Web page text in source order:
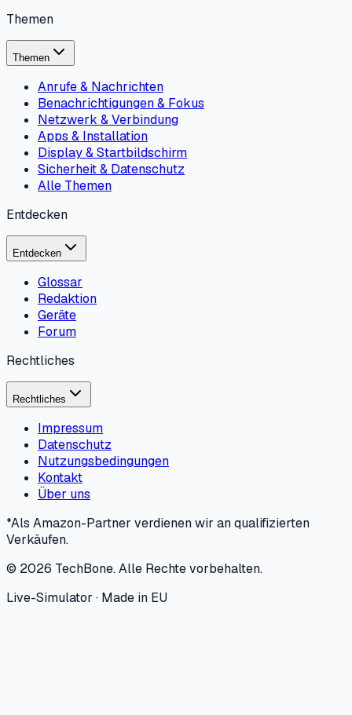
Themen
Themen
Anrufe & Nachrichten
Benachrichtigungen & Fokus
Netzwerk & Verbindung
Apps & Installation
Display & Startbildschirm
Sicherheit & Datenschutz
Alle Themen
Entdecken
Entdecken
Glossar
Redaktion
Geräte
Forum
Rechtliches
Rechtliches
Impressum
Datenschutz
Nutzungsbedingungen
Kontakt
Über uns
*Als Amazon-Partner verdienen wir an qualifizierten
Verkäufen.
© 2026 TechBone.Alle Rechte vorbehalten.
Live-Simulator · Made in EU